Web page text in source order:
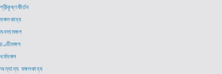
শ্রীকৃষ্ণকীর্তন
মঙ্গলকাব্য
মনসামঙ্গল
চণ্ডীমঙ্গল
ধর্মমঙ্গল
অন্যান্য মঙ্গলকাব্য